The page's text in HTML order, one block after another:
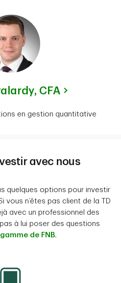
CFA
en gestion quantitative
avec nous
quelques options pour investir
vous n’êtes pas client de la TD
avec un professionnel des
à lui poser des questions
de FNB.